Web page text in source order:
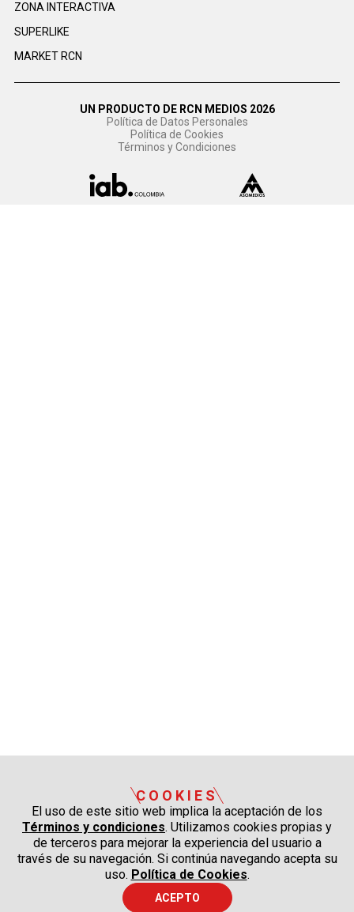
ZONA INTERACTIVA
SUPERLIKE
MARKET RCN
UN PRODUCTO DE RCN MEDIOS 2026
Política de Datos Personales
Política de Cookies
Términos y Condiciones
COOKIES
El uso de este sitio web implica la aceptación de los
Términos y condiciones. Utilizamos cookies propias y
de terceros para mejorar la experiencia del usuario a
través de su navegación. Si continúa navegando acepta su
uso. Política de Cookies.
ACEPTO